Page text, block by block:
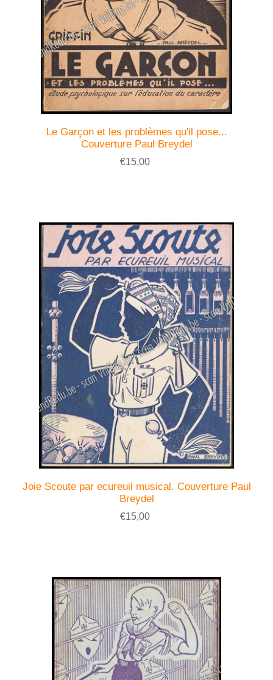
Le Garçon et les problèmes qu'il pose...
Couverture Paul Breydel
€15,00
Joie Scoute par ecureuil musical. Couverture Paul
Breydel
€15,00